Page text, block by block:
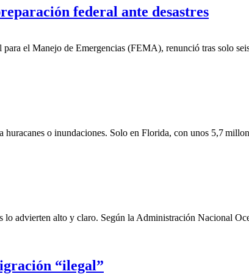
federal ante desastres
el Manejo de Emergencias (FEMA), renunció tras solo
o inundaciones. Solo en Florida, con unos 5,7
advierten alto y claro. Según la Administración Nacional
“ilegal”